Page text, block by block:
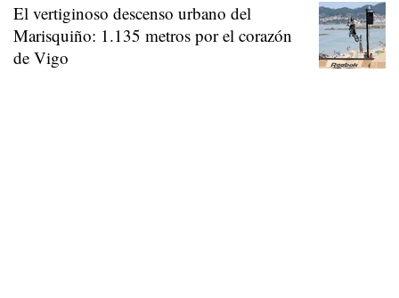
El vertiginoso descenso urbano del
Marisquiño: 1.135 metros por el corazón
de Vigo